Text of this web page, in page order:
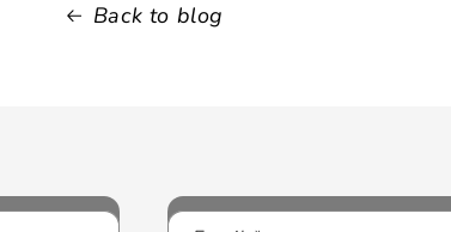
Back to blog